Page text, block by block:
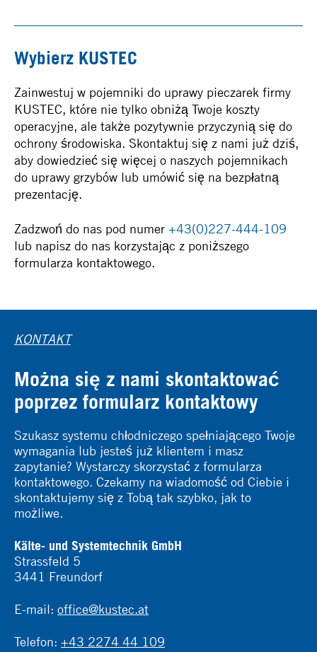
Wybierz KUSTEC
Zainwestuj w pojemniki do uprawy pieczarek firmy
KUSTEC, które nie tylko obniżą Twoje koszty
operacyjne, ale także pozytywnie przyczynią się do
ochrony środowiska. Skontaktuj się z nami już dziś,
aby dowiedzieć się więcej o naszych pojemnikach
do uprawy grzybów lub umówić się na bezpłatną
prezentację.
Zadzwoń do nas pod numer +43(0)227-444-109
lub napisz do nas korzystając z poniższego
formularza kontaktowego.
KONTAKT
Można się z nami skontaktować
poprzez formularz kontaktowy
Szukasz systemu chłodniczego spełniającego Twoje
wymagania lub jesteś już klientem i masz
zapytanie? Wystarczy skorzystać z formularza
kontaktowego. Czekamy na wiadomość od Ciebie i
skontaktujemy się z Tobą tak szybko, jak to
możliwe.
Kälte- und Systemtechnik GmbH
Strassfeld 5
3441 Freundorf
E-mail: office@kustec.at
Telefon: +43 2274 44 109